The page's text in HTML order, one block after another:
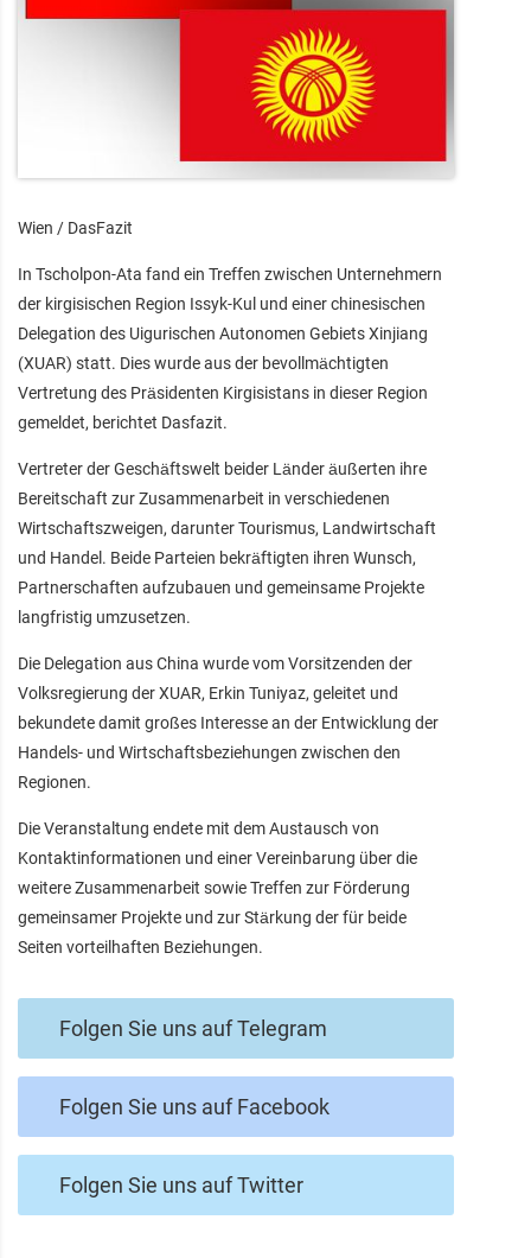
Wien / DasFazit
In Tscholpon-Ata fand ein Treffen zwischen Unternehmern
der kirgisischen Region Issyk-Kul und einer chinesischen
Delegation des Uigurischen Autonomen Gebiets Xinjiang
(XUAR) statt. Dies wurde aus der bevollmächtigten
Vertretung des Präsidenten Kirgisistans in dieser Region
gemeldet, berichtet Dasfazit.
Vertreter der Geschäftswelt beider Länder äußerten ihre
Bereitschaft zur Zusammenarbeit in verschiedenen
Wirtschaftszweigen, darunter Tourismus, Landwirtschaft
und Handel. Beide Parteien bekräftigten ihren Wunsch,
Partnerschaften aufzubauen und gemeinsame Projekte
langfristig umzusetzen.
Die Delegation aus China wurde vom Vorsitzenden der
Volksregierung der XUAR, Erkin Tuniyaz, geleitet und
bekundete damit großes Interesse an der Entwicklung der
Handels- und Wirtschaftsbeziehungen zwischen den
Regionen.
Die Veranstaltung endete mit dem Austausch von
Kontaktinformationen und einer Vereinbarung über die
weitere Zusammenarbeit sowie Treffen zur Förderung
gemeinsamer Projekte und zur Stärkung der für beide
Seiten vorteilhaften Beziehungen.
Folgen Sie uns auf Telegram
Folgen Sie uns auf Facebook
Folgen Sie uns auf Twitter